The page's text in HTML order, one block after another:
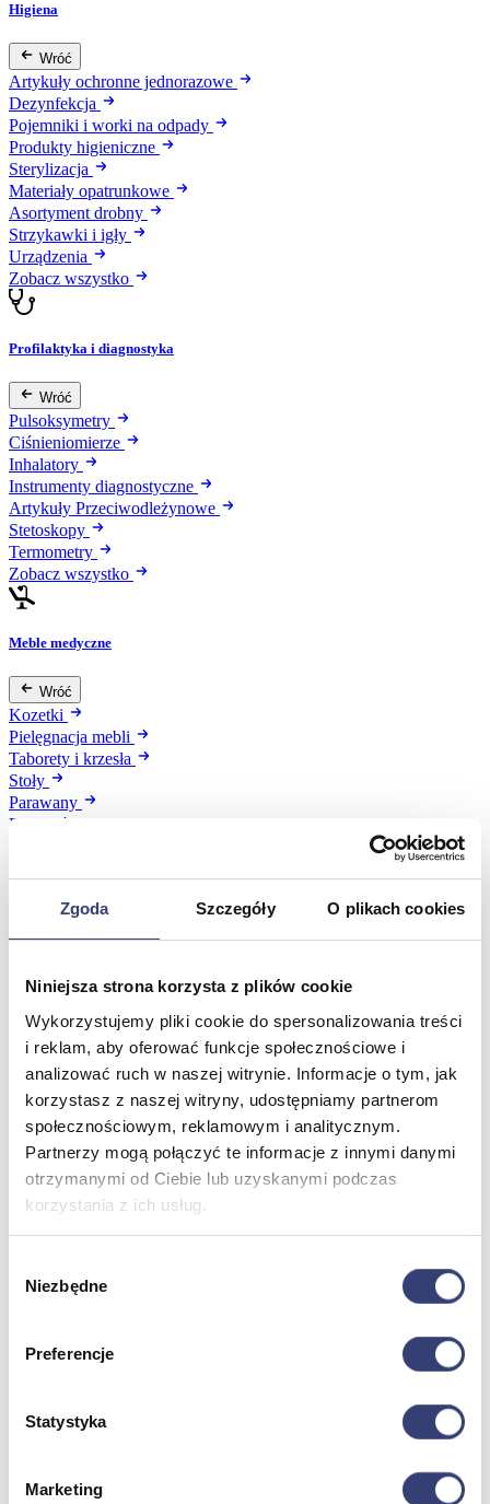
Zgoda Szczegóły O plikach cookies
Niniejsza strona korzysta z plików cookie
Wykorzystujemy pliki cookie do spersonalizowania treści
i reklam, aby oferować funkcje społecznościowe i
analizować ruch w naszej witrynie. Informacje o tym, jak
korzystasz z naszej witryny, udostępniamy partnerom
społecznościowym, reklamowym i analitycznym.
Partnerzy mogą połączyć te informacje z innymi danymi
otrzymanymi od Ciebie lub uzyskanymi podczas
korzystania z ich usług.
zgody
Niezbędne
Preferencje
Statystyka
Marketing
Higiena
Wróć
Artykuły ochronne jednorazowe
Dezynfekcja
Pojemniki i worki na odpady
Produkty higieniczne
Sterylizacja
Materiały opatrunkowe
Asortyment drobny
Strzykawki i igły
Urządzenia
Zobacz wszystko
Profilaktyka i diagnostyka
Wróć
Pulsoksymetry
Ciśnieniomierze
Inhalatory
Instrumenty diagnostyczne
Artykuły Przeciwodleżynowe
Stetoskopy
Termometry
Zobacz wszystko
Meble medyczne
Wróć
Kozetki
Pielęgnacja mebli
Taborety i krzesła
Stoły
Parawany
Fotele
Spa & Wellness
Fotele do masażu
Zdrowie i uroda
Zobacz wszystko
Dofinansowania
Dofinansowania
Zobacz wszystko
Wynajem
Zobacz wszystko
Robotyka w rehabilitacji
Dofinansowania